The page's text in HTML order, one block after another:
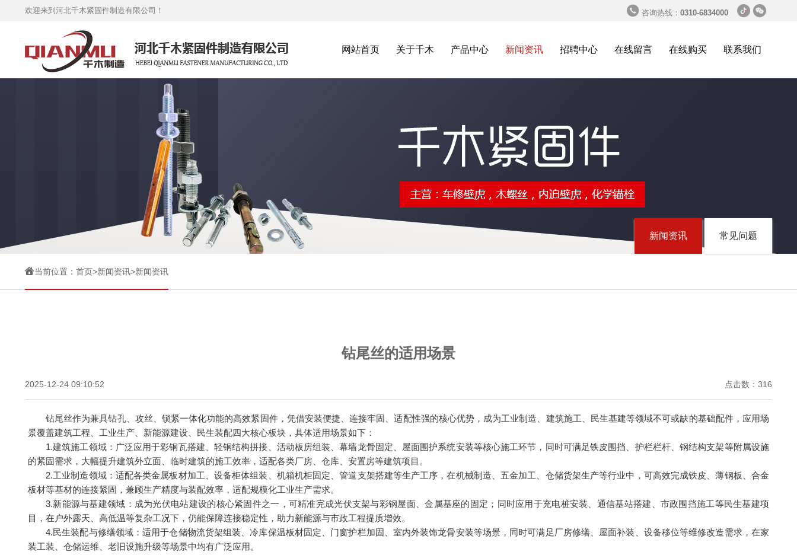
欢迎来到河北千木紧固件制造有限公司！  咨询热线： 0310-6834000 
网站首页 关于千木 产品中心 新闻资讯 招聘中心 在线留言 在线购买 联系我们
新闻资讯 常见问题
当前位置： 首页>新闻资讯>新闻资讯
钻尾丝的适用场景
点击数：316
2025-12-24 09:10:52
钻尾丝作为兼具钻孔、攻丝、锁紧一体化功能的高效紧固件，凭借安装便捷、连接牢固、适配性强的核心优势，成为工业制造、建筑施工、民生基建等领域不可或缺的基础配件，应用场
景覆盖建筑工程、工业生产、新能源建设、民生装配四大核心板块，具体适用场景如下：
1.建筑施工领域：广泛应用于彩钢瓦搭建、轻钢结构拼接、活动板房组装、幕墙龙骨固定、屋面围护系统安装等核心施工环节，同时可满足铁皮围挡、护栏栏杆、钢结构支架等附属设施
的紧固需求，大幅提升建筑外立面、临时建筑的施工效率，适配各类厂房、仓库、安置房等建筑项目。
2.工业制造领域：适配各类金属板材加工、设备柜体组装、机箱机柜固定、管道支架搭建等生产工序，在机械制造、五金加工、仓储货架生产等行业中，可高效完成铁皮、薄钢板、合金
板材等基材的连接紧固，兼顾生产精度与装配效率，适配规模化工业生产需求。
3.新能源与基建领域：成为光伏电站建设的核心紧固件之一，可精准完成光伏支架与彩钢屋面、金属基座的固定；同时应用于充电桩安装、通信基站搭建、市政围挡施工等民生基建项
目，在户外露天、高低温等复杂工况下，仍能保障连接稳定性，助力新能源与市政工程提质增效。
4.民生装配与修缮领域：适用于仓储物流货架组装、冷库保温板材固定、门窗护栏加固、室内外装饰龙骨安装等场景，同时可满足厂房修缮、屋面补装、设备移位等维修改造需求，在家
装工装、仓储运维、老旧设施升级等场景中均有广泛应用。